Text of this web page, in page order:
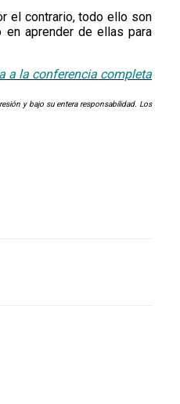
el contrario, todo ello son
aprender de ellas para
a la conferencia completa
y bajo su entera responsabilidad. Los